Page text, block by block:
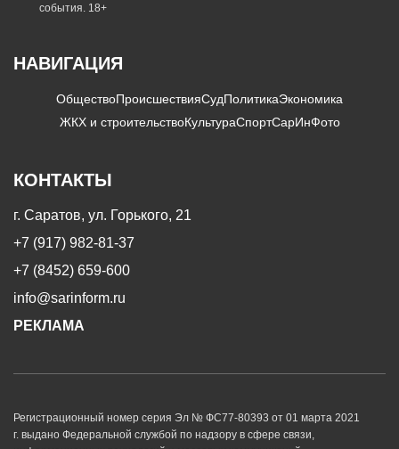
события. 18+
НАВИГАЦИЯ
ОбществоПроисшествияСудПолитикаЭкономика
ЖКХ и строительствоКультураСпортСарИнФото
КОНТАКТЫ
г. Саратов, ул. Горького, 21
+7 (917) 982-81-37
+7 (8452) 659-600
info@sarinform.ru
РЕКЛАМА
Регистрационный номер серия Эл № ФС77-80393 от 01 марта 2021
г. выдано Федеральной службой по надзору в сфере связи,